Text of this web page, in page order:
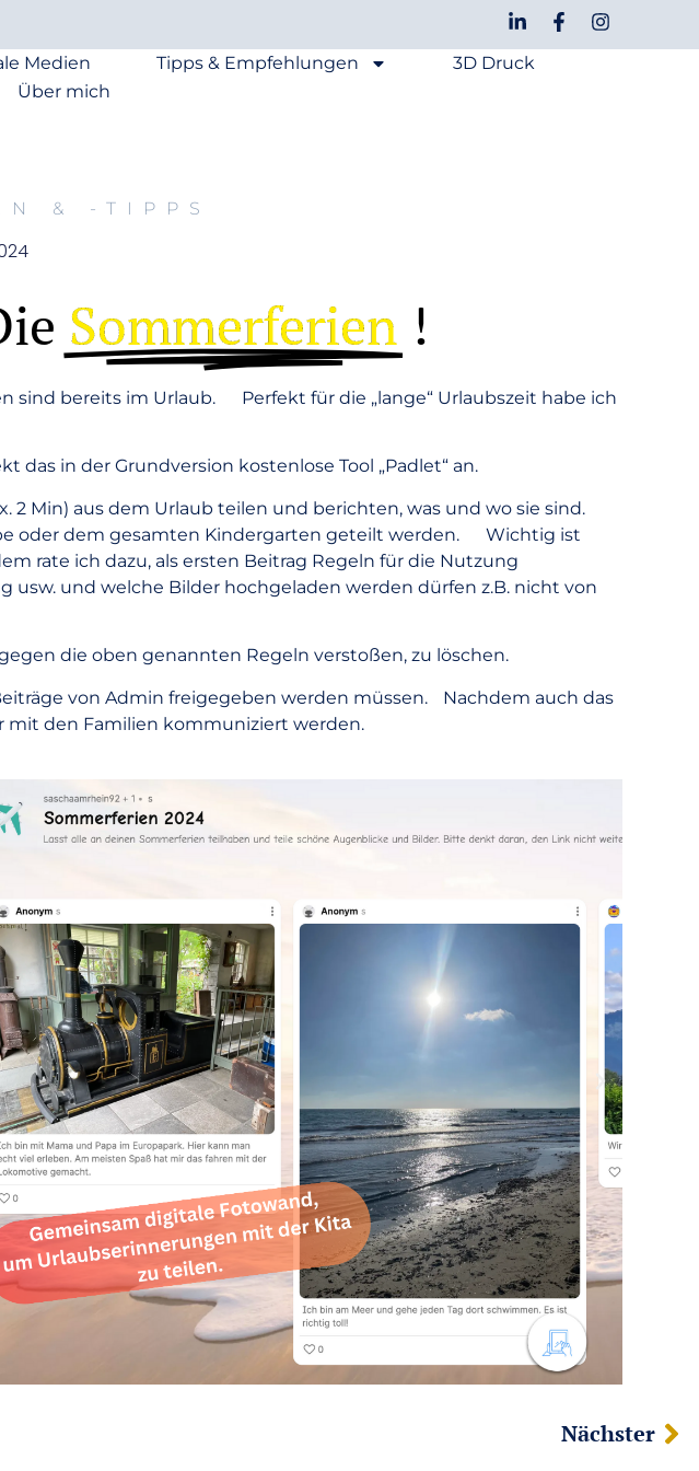
Medien Tipps & Empfehlungen
3D Druck
Über mich
& -TIPPS
Sommerferien !
sind bereits im Urlaub. Perfekt für die „lange“ Urlaubszeit habe ich
in der Grundversion kostenlose Tool „Padlet“ an.
2 Min) aus dem Urlaub teilen und berichten, was und wo sie sind.
oder dem gesamten Kindergarten geteilt werden. Wichtig ist
rate ich dazu, als ersten Beitrag Regeln für die Nutzung
und welche Bilder hochgeladen werden dürfen z.B. nicht von
die oben genannten Regeln verstoßen, zu löschen.
von Admin freigegeben werden müssen. Nachdem auch das
mit den Familien kommuniziert werden.
Nächster